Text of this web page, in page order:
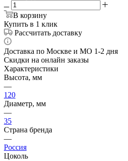
В корзину
Купить в 1 клик
Рассчитать доставку
Доставка по Москве и МО 1-2 дня
Скидки на онлайн заказы
Характеристики
Высота, мм
—
120
Диаметр, мм
—
35
Страна бренда
—
Россия
Цоколь